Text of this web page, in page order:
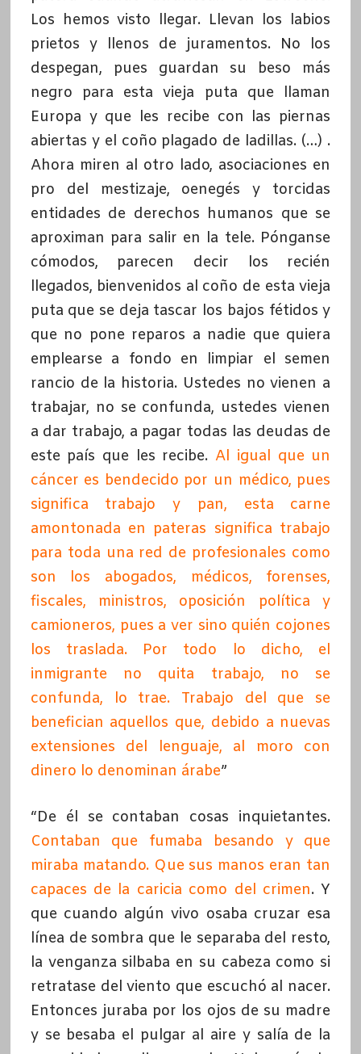
Los hemos visto llegar. Llevan los labios
prietos y llenos de juramentos. No los
despegan, pues guardan su beso más
negro para esta vieja puta que llaman
Europa y que les recibe con las piernas
abiertas y el coño plagado de ladillas. (…) .
Ahora miren al otro lado, asociaciones en
pro del mestizaje, oenegés y torcidas
entidades de derechos humanos que se
aproximan para salir en la tele. Pónganse
cómodos, parecen decir los recién
llegados, bienvenidos al coño de esta vieja
puta que se deja tascar los bajos fétidos y
que no pone reparos a nadie que quiera
emplearse a fondo en limpiar el semen
rancio de la historia. Ustedes no vienen a
trabajar, no se confunda, ustedes vienen
a dar trabajo, a pagar todas las deudas de
este país que les recibe.Al igual que un
cáncer es bendecido por un médico, pues
significa trabajo y pan, esta carne
amontonada en pateras significa trabajo
para toda una red de profesionales como
son los abogados, médicos, forenses,
fiscales, ministros, oposición política y
camioneros, pues a ver sino quién cojones
los traslada. Por todo lo dicho, el
inmigrante no quita trabajo, no se
confunda, lo trae. Trabajo del que se
benefician aquellos que, debido a nuevas
extensiones del lenguaje, al moro con
dinero lo denominan árabe”
“De él se contaban cosas inquietantes.
Contaban que fumaba besando y que
miraba matando. Que sus manos eran tan
capaces de la caricia como del crimen. Y
que cuando algún vivo osaba cruzar esa
línea de sombra que le separaba del resto,
la venganza silbaba en su cabeza como si
retratase del viento que escuchó al nacer.
Entonces juraba por los ojos de su madre
y se besaba el pulgar al aire y salía de la